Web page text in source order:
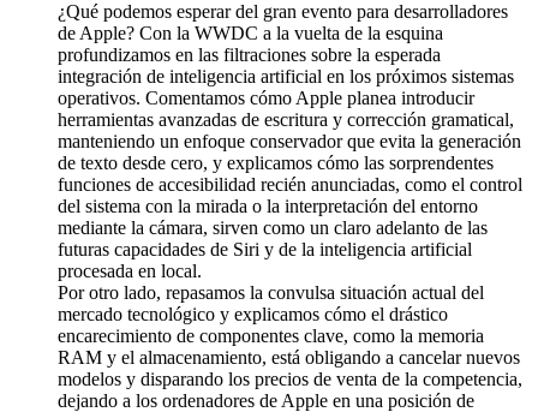
¿Qué podemos esperar del gran evento para desarrolladores
de Apple? Con la WWDC a la vuelta de la esquina
profundizamos en las filtraciones sobre la esperada
integración de inteligencia artificial en los próximos sistemas
operativos. Comentamos cómo Apple planea introducir
herramientas avanzadas de escritura y corrección gramatical,
manteniendo un enfoque conservador que evita la generación
de texto desde cero, y explicamos cómo las sorprendentes
funciones de accesibilidad recién anunciadas, como el control
del sistema con la mirada o la interpretación del entorno
mediante la cámara, sirven como un claro adelanto de las
futuras capacidades de Siri y de la inteligencia artificial
procesada en local.
Por otro lado, repasamos la convulsa situación actual del
mercado tecnológico y explicamos cómo el drástico
encarecimiento de componentes clave, como la memoria
RAM y el almacenamiento, está obligando a cancelar nuevos
modelos y disparando los precios de venta de la competencia,
dejando a los ordenadores de Apple en una posición de